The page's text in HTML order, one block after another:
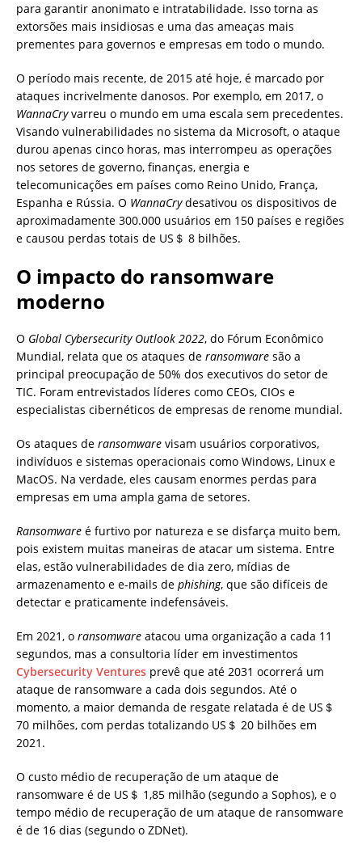
para garantir anonimato e intratabilidade. Isso torna as
extorsões mais insidiosas e uma das ameaças mais
prementes para governos e empresas em todo o mundo.
O período mais recente, de 2015 até hoje, é marcado por
ataques incrivelmente danosos. Por exemplo, em 2017, o
WannaCryvarreu o mundo em uma escala sem precedentes.
Visando vulnerabilidades no sistema da Microsoft, o ataque
durou apenas cinco horas, mas interrompeu as operações
nos setores de governo, finanças, energia e
telecomunicações em países como Reino Unido, França,
Espanha e Rússia. O WannaCrydesativou os dispositivos de
aproximadamente 300.000 usuários em 150 países e regiões
e causou perdas totais de US＄ 8 bilhões.
O impacto do ransomware
moderno
O Global Cybersecurity Outlook 2022, do Fórum Econômico
Mundial, relata que os ataques de ransomware são a
principal preocupação de 50% dos executivos do setor de
TIC. Foram entrevistados líderes como CEOs, CIOs e
especialistas cibernéticos de empresas de renome mundial.
Os ataques de ransomware visam usuários corporativos,
indivíduos e sistemas operacionais como Windows, Linux e
MacOS. Na verdade, eles causam enormes perdas para
empresas em uma ampla gama de setores.
Ransomware é furtivo por natureza e se disfarça muito bem,
pois existem muitas maneiras de atacar um sistema. Entre
elas, estão vulnerabilidades de dia zero, mídias de
armazenamento e e-mails de phishing, que são difíceis de
detectar e praticamente indefensáveis.
Em 2021, o ransomware atacou uma organização a cada 11
segundos, mas a consultoria líder em investimentos
Cybersecurity Ventures prevê que até 2031 ocorrerá um
ataque de ransomware a cada dois segundos. Até o
momento, a maior demanda de resgate relatada é de US＄
70 milhões, com perdas totalizando US＄ 20 bilhões em
2021.
O custo médio de recuperação de um ataque de
ransomware é de US＄ 1,85 milhão (segundo a Sophos), e o
tempo médio de recuperação de um ataque de ransomware
é de 16 dias (segundo o ZDNet).